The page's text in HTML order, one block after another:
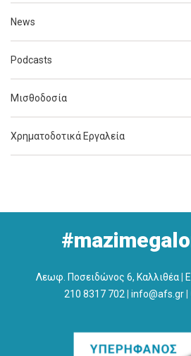
News
Podcasts
Μισθοδοσία
Χρηματοδοτικά Εργαλεία
Λεωφ. Ποσειδώνος 6, Καλλιθέα|
210 8317 702 | info@afs.gr|